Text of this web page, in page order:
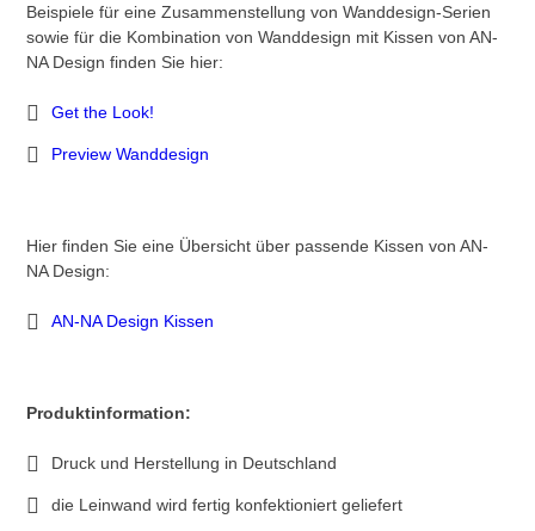
Beispiele für eine Zusammenstellung von Wanddesign-Serien
sowie für die Kombination von Wanddesign mit Kissen von AN-
NA Design finden Sie hier:
Get the Look!
Preview Wanddesign
Hier finden Sie eine Übersicht über passende Kissen von AN-
NA Design:
AN-NA Design Kissen
Produktinformation:
Druck und Herstellung in Deutschland
die Leinwand wird fertig konfektioniert geliefert